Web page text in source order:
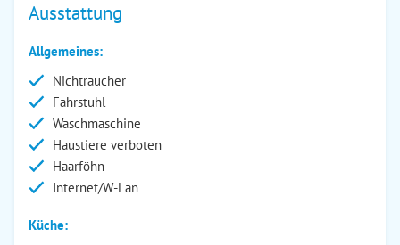
Ausstattung
Allgemeines:
Nichtraucher
Fahrstuhl
Waschmaschine
Haustiere verboten
Haarföhn
Internet/W-Lan
Küche: